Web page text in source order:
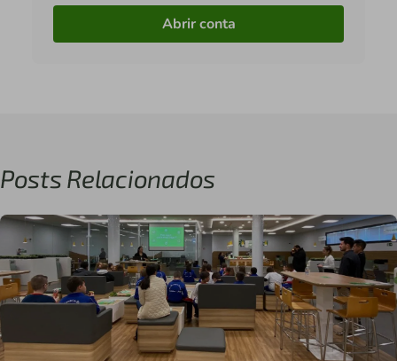
Abrir conta
Posts Relacionados